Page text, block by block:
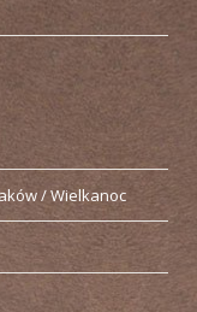
/ Wielkanoc